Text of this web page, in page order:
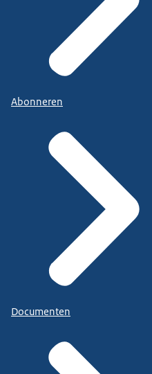
Abonneren
Documenten